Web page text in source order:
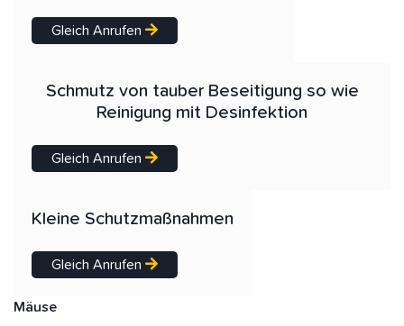
Gleich Anrufen
Schmutz von tauber Beseitigung so wie
Reinigung mit Desinfektion
Gleich Anrufen
Kleine Schutzmaßnahmen
Gleich Anrufen
Mäuse